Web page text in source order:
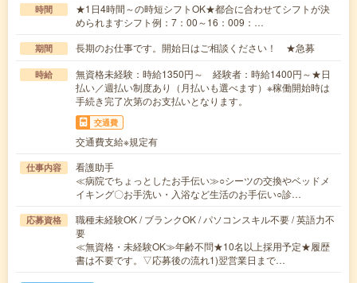
時間
★1日4時間～の時短シフトOK★都合に合わせてシフトが決
められますシフト例：7：00～16：009：…
期間 長期のお仕事です。開始日はご相談ください！ ★急募
時給
無資格未経験：時給1350円～ 経験者：時給1400円～★日
払い／週払い制度あり（月払いも選べます）※稼働開始時は
手続き完了次第のお支払いとなります。
交通費
交通費支給※規定有
仕事内容
看護助手
≪病院でちょっとしたお手伝い≫○シーツの交換やベッドメ
イキング〇お手洗い・入浴など生活のお手伝い○診…
応募資格
職種未経験OK / ブランクOK / パソコンスキル不要 / 英語力不
要
≪無資格・未経験OK≫年齢不問★10名以上採用予定★履歴
書は不要です。▽応募後の流れ1)翌営業日まで…